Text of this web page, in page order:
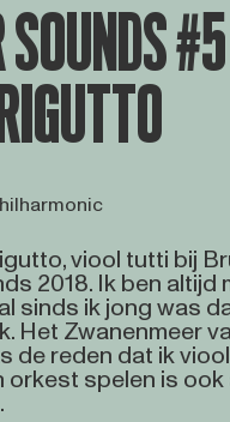
viool tutti bij
2018. Ik ben altijd
sinds ik jong was
Het Zwanenmeer
de reden dat ik
orkest spelen is ook